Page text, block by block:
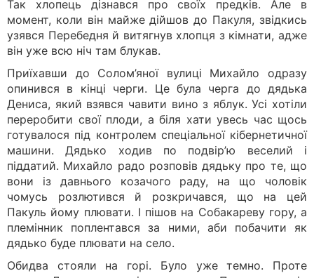
Так хлопець дізнався про своїх предків. Але в
момент, коли він майже дійшов до Пакуля, звідкись
узявся Перебедня й витягнув хлопця з кімнати, адже
він уже всю ніч там блукав.
Приїхавши до Солом’яної вулиці Михайло одразу
опинився в кінці черги. Це була черга до дядька
Дениса, який взявся чавити вино з яблук. Усі хотіли
переробити свої плоди, а біля хати увесь час щось
готувалося під контролем спеціальної кібернетичної
машини. Дядько ходив по подвір’ю веселий і
піддатий. Михайло радо розповів дядьку про те, що
вони із давнього козачого раду, на що чоловік
чомусь розлютився й розкричався, що на цей
Пакуль йому плювати. І пішов на Собакареву гору, а
племінник поплентався за ними, аби побачити як
дядько буде плювати на село.
Обидва стояли на горі. Було уже темно. Проте